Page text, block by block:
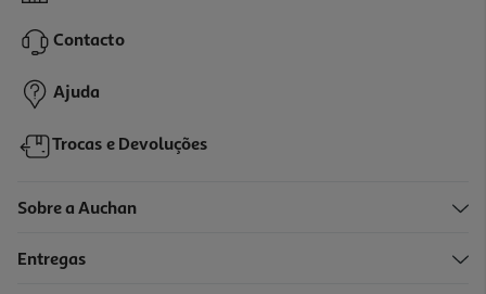
2,19 €
Contacto
Ajuda
Trocas e Devoluções
Sobre a Auchan
Entregas